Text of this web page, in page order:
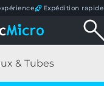
Expédition rapide
& Tubes